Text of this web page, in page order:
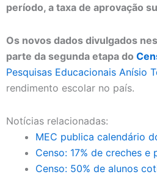
período, a taxa de aprovação
Os novos dados divulgados
parte da segunda etapa do
Pesquisas Educacionais Anísio
rendimento escolar no país.
Notícias relacionadas:
MEC publica calendário
Censo: 17% de creches
Censo: 50% de alunos